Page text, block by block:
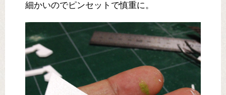
細かいのでピンセットで慎重に。